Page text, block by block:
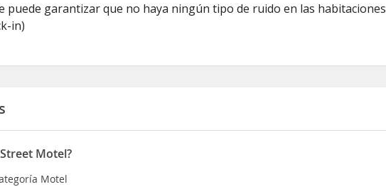
puede garantizar que no haya ningún tipo de ruido en las habitaciones
in)
Motel?
Motel